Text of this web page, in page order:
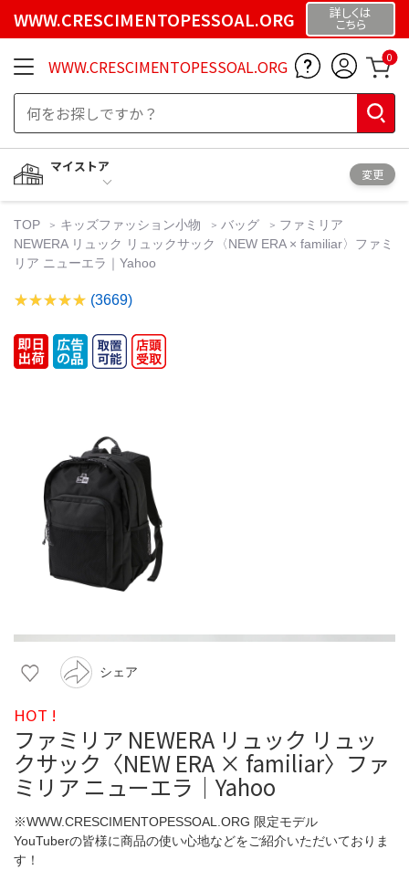
WWW.CRESCIMENTOPESSOAL.ORG 詳しくは
こちら
WWW.CRESCIMENTOPESSOAL.ORG 0
マイストア
変更
TOP キッズファッション小物 バッグ
ファミリア
NEWERA リュック リュックサック〈NEW ERA × familiar〉ファミ
リア ニューエラ｜Yahoo
(3669)
シェア
HOT !
ファミリア NEWERA リュック リュッ
クサック〈NEW ERA × familiar〉ファ
ミリア ニューエラ｜Yahoo
※WWW.CRESCIMENTOPESSOAL.ORG 限定モデル
YouTuberの皆様に商品の使い心地などをご紹介いただいておりま
す！